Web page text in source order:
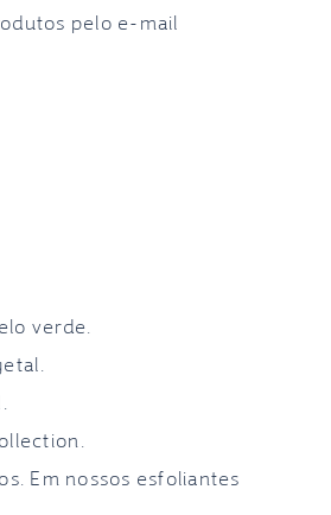
pelo e-mail
verde.
Em nossos esfoliantes